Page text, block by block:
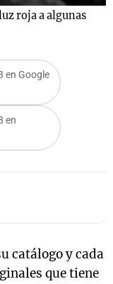
roja a algunas
en Google
en
catálogo y cada
que tiene
Sole en